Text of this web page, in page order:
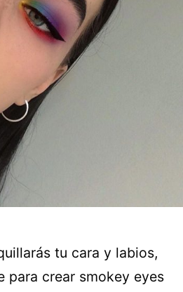
tu cara y labios,
para crear smokey eyes